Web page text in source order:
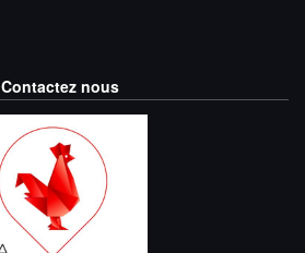
Contactez nous